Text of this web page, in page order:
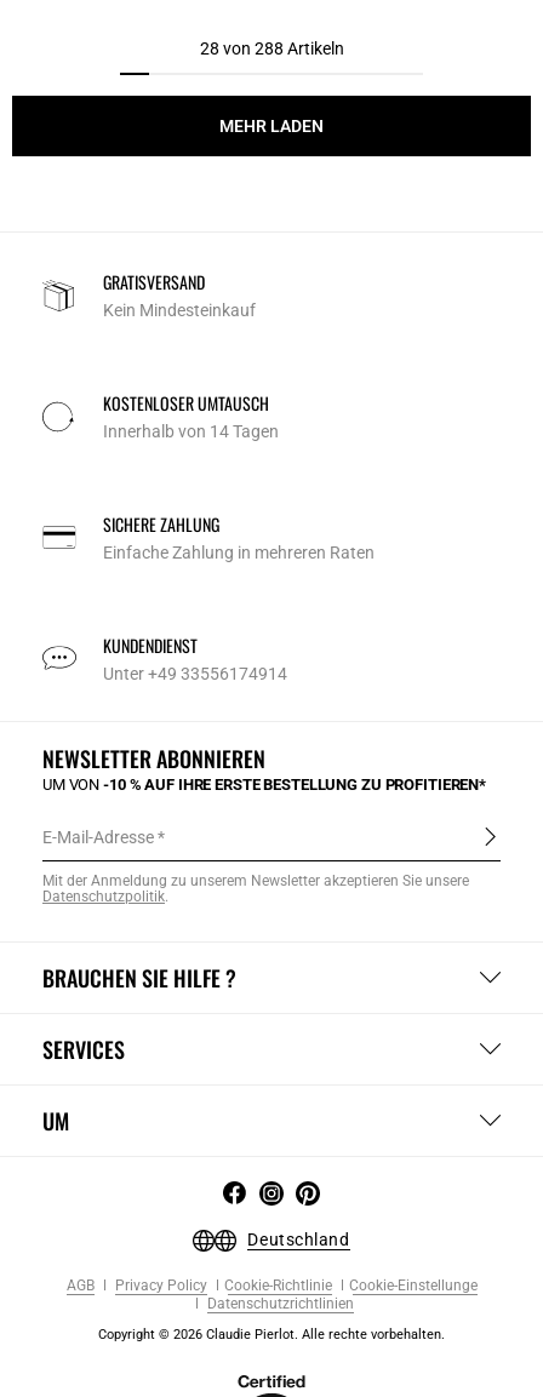
28 von 288 Artikeln
MEHR LADEN
GRATISVERSAND
Kein Mindesteinkauf
KOSTENLOSER UMTAUSCH
Innerhalb von 14 Tagen
SICHERE ZAHLUNG
Einfache Zahlung in mehreren Raten
KUNDENDIENST
Unter +49 33556174914
BRAUCHEN SIE HILFE ?
SERVICES
UM
NEWSLETTER ABONNIEREN
UM VON-10 % AUF IHRE ERSTE BESTELLUNG ZU PROFITIEREN*
E-Mail-Adresse
Mit der Anmeldung zu unserem Newsletter akzeptieren Sie unsere
Datenschutzpolitik.
Deutschland
AGB Privacy Policy Cookie-Richtlinie
Cookie-Einstellunge
Datenschutzrichtlinien
Copyright © 2026 Claudie Pierlot. Alle rechte vorbehalten.